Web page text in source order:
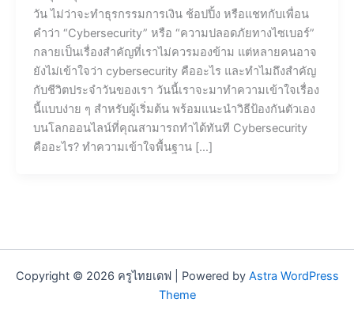
วัน ไม่ว่าจะทำธุรกรรมการเงิน ช้อปปิ้ง หรือแชทกับเพื่อน
คำว่า “Cybersecurity” หรือ “ความปลอดภัยทางไซเบอร์”
กลายเป็นเรื่องสำคัญที่เราไม่ควรมองข้าม แต่หลายคนอาจ
ยังไม่เข้าใจว่า cybersecurity คืออะไร และทำไมถึงสำคัญ
กับชีวิตประจำวันของเรา วันนี้เราจะมาทำความเข้าใจเรื่อง
นี้แบบง่าย ๆ สำหรับผู้เริ่มต้น พร้อมแนะนำวิธีป้องกันตัวเอง
บนโลกออนไลน์ที่คุณสามารถทำได้ทันที Cybersecurity
คืออะไร? ทำความเข้าใจพื้นฐาน […]
Copyright © 2026 ครูไทยเดฟ | Powered by Astra WordPress
Theme